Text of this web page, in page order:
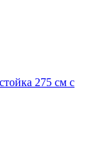
275 см с